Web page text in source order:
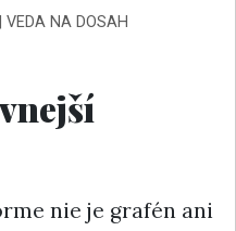
VEDA NA DOSAH
nie je grafén ani